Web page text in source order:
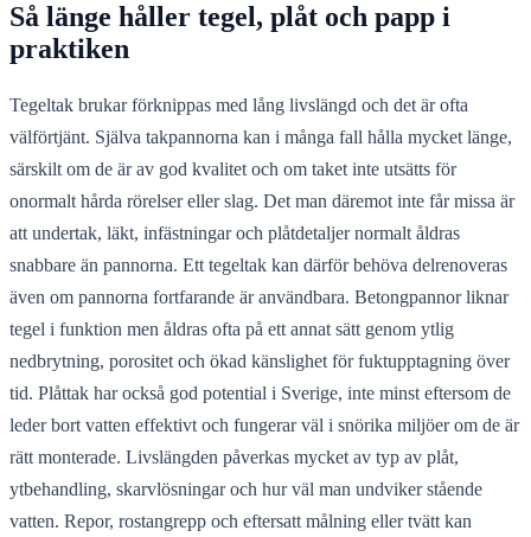
Så länge håller tegel, plåt och papp i
praktiken
Tegeltak brukar förknippas med lång livslängd och det är ofta
välförtjänt. Själva takpannorna kan i många fall hålla mycket länge,
särskilt om de är av god kvalitet och om taket inte utsätts för
onormalt hårda rörelser eller slag. Det man däremot inte får missa är
att undertak, läkt, infästningar och plåtdetaljer normalt åldras
snabbare än pannorna. Ett tegeltak kan därför behöva delrenoveras
även om pannorna fortfarande är användbara. Betongpannor liknar
tegel i funktion men åldras ofta på ett annat sätt genom ytlig
nedbrytning, porositet och ökad känslighet för fuktupptagning över
tid. Plåttak har också god potential i Sverige, inte minst eftersom de
leder bort vatten effektivt och fungerar väl i snörika miljöer om de är
rätt monterade. Livslängden påverkas mycket av typ av plåt,
ytbehandling, skarvlösningar och hur väl man undviker stående
vatten. Repor, rostangrepp och eftersatt målning eller tvätt kan